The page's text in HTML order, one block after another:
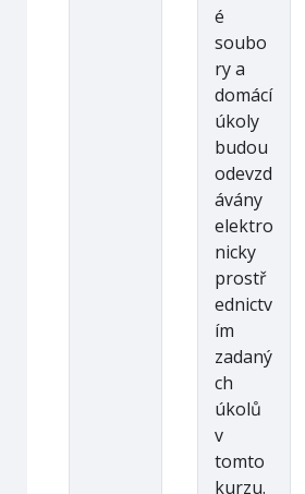
é
soubo
ry a
domácí
úkoly
budou
odevzd
ávány
elektro
nicky
prostř
ednictv
ím
zadaný
ch
úkolů
v
tomto
kurzu.